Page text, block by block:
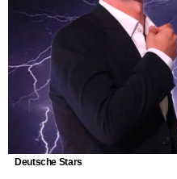
Deutsche Stars